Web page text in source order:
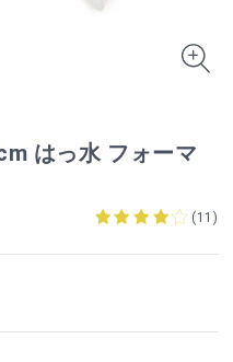
はっ水 フォーマ
(11 )